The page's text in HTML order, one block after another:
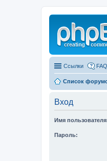
Ссылки FAQ
Список
Вход
Имя
Пароль: